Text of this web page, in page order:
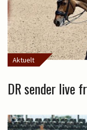
Aktuelt
DR sender live